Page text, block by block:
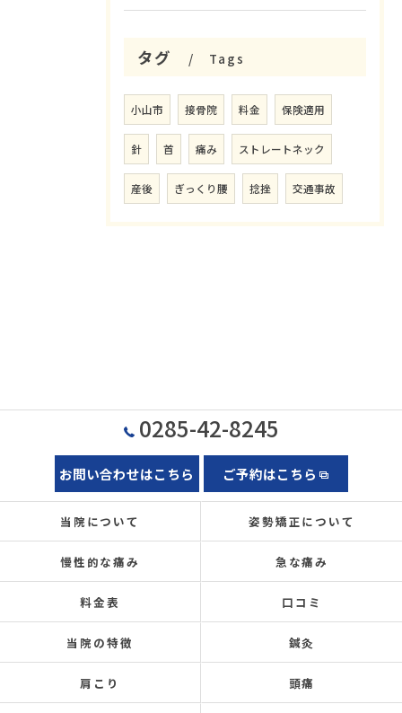
タグ Tags
小山市 接骨院 料金 保険適用
針 首 痛み ストレートネック
産後 ぎっくり腰 捻挫 交通事故
0285-42-8245
お問い合わせはこちら ご予約はこちら
当院について 姿勢矯正について
慢性的な痛み 急な痛み
料金表 口コミ
当院の特徴 鍼灸
肩こり 頭痛